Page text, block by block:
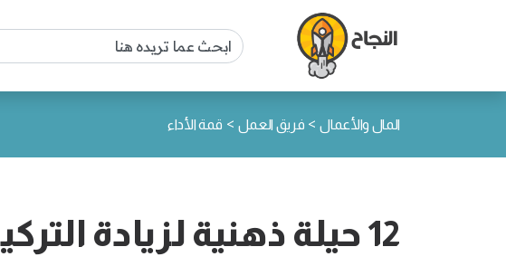
المال والأعمال > فريق العمل > قمة الأداء
12 حيلة ذهنية لزيادة التركيز في العمل